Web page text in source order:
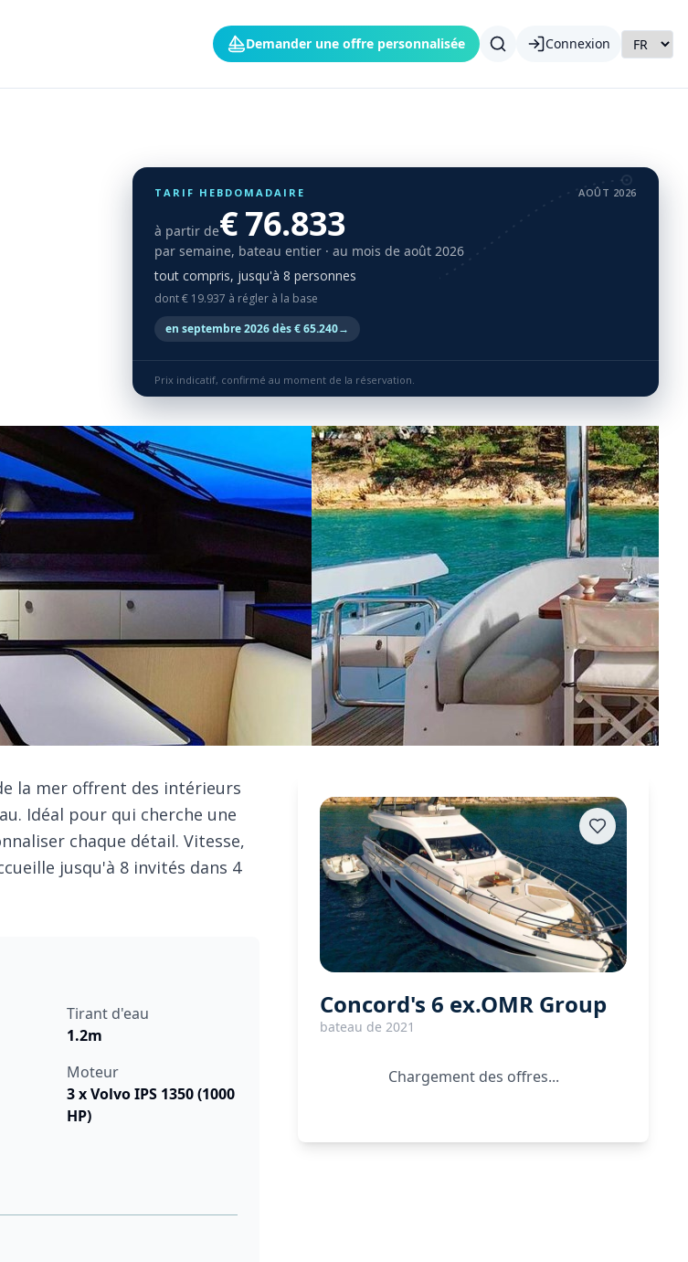
Demander une offre personnalisée Connexion
TARIF HEBDOMADAIRE AOÛT 2026
à partir de€ 76.833
par semaine, bateau entier · au mois de août 2026
tout compris, jusqu'à 8 personnes
dont € 19.937 à régler à la base
en septembre 2026 dès € 65.240→
Prix indicatif, confirmé au moment de la réservation.
la mer offrent des intérieurs
Idéal pour qui cherche une
chaque détail. Vitesse,
jusqu'à 8 invités dans 4
Tirant d'eau
1.2m
Moteur
3 x Volvo IPS 1350 (1000
HP)
Concord's 6 ex.OMR Group
bateau de 2021
Chargement des offres...